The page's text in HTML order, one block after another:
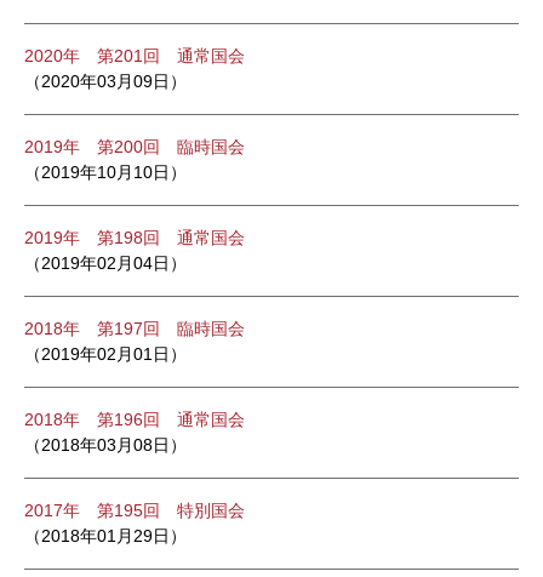
2020年 第201回 通常国会
（2020年03月09日）
2019年 第200回 臨時国会
（2019年10月10日）
2019年 第198回 通常国会
（2019年02月04日）
2018年 第197回 臨時国会
（2019年02月01日）
2018年 第196回 通常国会
（2018年03月08日）
2017年 第195回 特別国会
（2018年01月29日）